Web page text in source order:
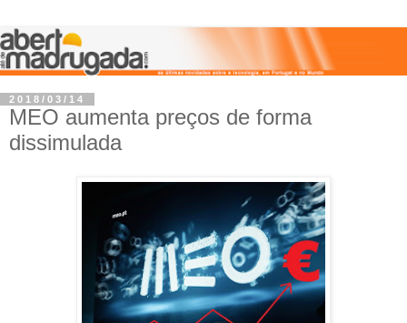
2018/03/14
MEO aumenta preços de forma
dissimulada